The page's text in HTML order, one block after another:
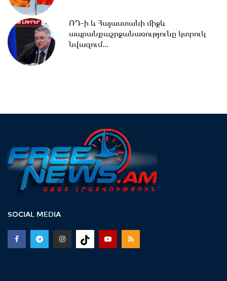
14:09 -14 կիլոմետրից ավելի նոր
13:27 -Շալվա Պապուաշվիլին
շնորհավորական ուղերձ է հղել Ռուբեն
Ռուբինյանին...
ՌԴ-ի և Հայաստանի միջև
ապրանքաշրջանառությունը կտրուկ
նվազում...
SOCIAL MEDIA